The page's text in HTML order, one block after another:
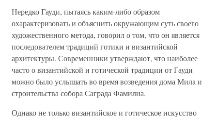
Нередко Гауди, пытаясь каким-либо образом
охарактеризовать и объяснить окружающим суть своего
художественного метода, говорил о том, что он является
последователем традиций готики и византийской
архитектуры. Современники утверждают, что наиболее
часто о византийской и готической традиции от Гауди
можно было услышать во время возведения дома Милa и
строительства собора Саграда Фамилиа.
Однако не только византийское и готическое искусство